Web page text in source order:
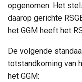
opgenomen. Het
daarop gerichte
het GGM heeft het
De volgende
totstandkoming van
het GGM: